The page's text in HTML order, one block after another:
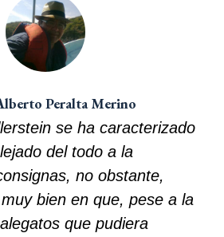
Peralta Merino
se ha caracterizado
del todo a la
no obstante,
bien en que, pese a la
que pudiera